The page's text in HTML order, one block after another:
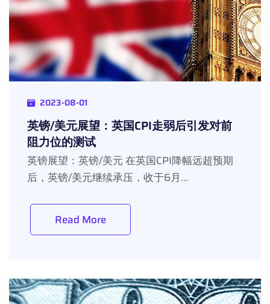
2023-08-01
英镑/美元展望：英国CPI走弱后引发对前
阻力位的测试
英镑展望：英镑/美元 在英国CPI降幅远超预期
后，英镑/美元继续承压，收于6月...
Read More